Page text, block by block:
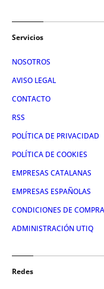
Servicios
NOSOTROS
AVISO LEGAL
CONTACTO
RSS
POLÍTICA DE PRIVACIDAD
POLÍTICA DE COOKIES
EMPRESAS CATALANAS
EMPRESAS ESPAÑOLAS
CONDICIONES DE COMPRA
ADMINISTRACIÓN UTIQ
Redes